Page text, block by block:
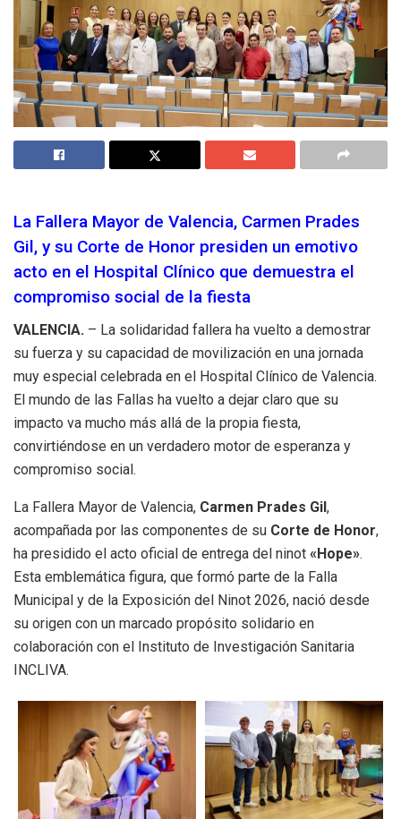
La Fallera Mayor de Valencia, Carmen Prades
Gil, y su Corte de Honor presiden un emotivo
acto en el Hospital Clínico que demuestra el
compromiso social de la fiesta
VALENCIA. – La solidaridad fallera ha vuelto a demostrar
su fuerza y su capacidad de movilización en una jornada
muy especial celebrada en el Hospital Clínico de Valencia.
El mundo de las Fallas ha vuelto a dejar claro que su
impacto va mucho más allá de la propia fiesta,
convirtiéndose en un verdadero motor de esperanza y
compromiso social.
La Fallera Mayor de Valencia, Carmen Prades Gil,
acompañada por las componentes de su Corte de Honor,
ha presidido el acto oficial de entrega del ninot «Hope».
Esta emblemática figura, que formó parte de la Falla
Municipal y de la Exposición del Ninot 2026, nació desde
su origen con un marcado propósito solidario en
colaboración con el Instituto de Investigación Sanitaria
INCLIVA.